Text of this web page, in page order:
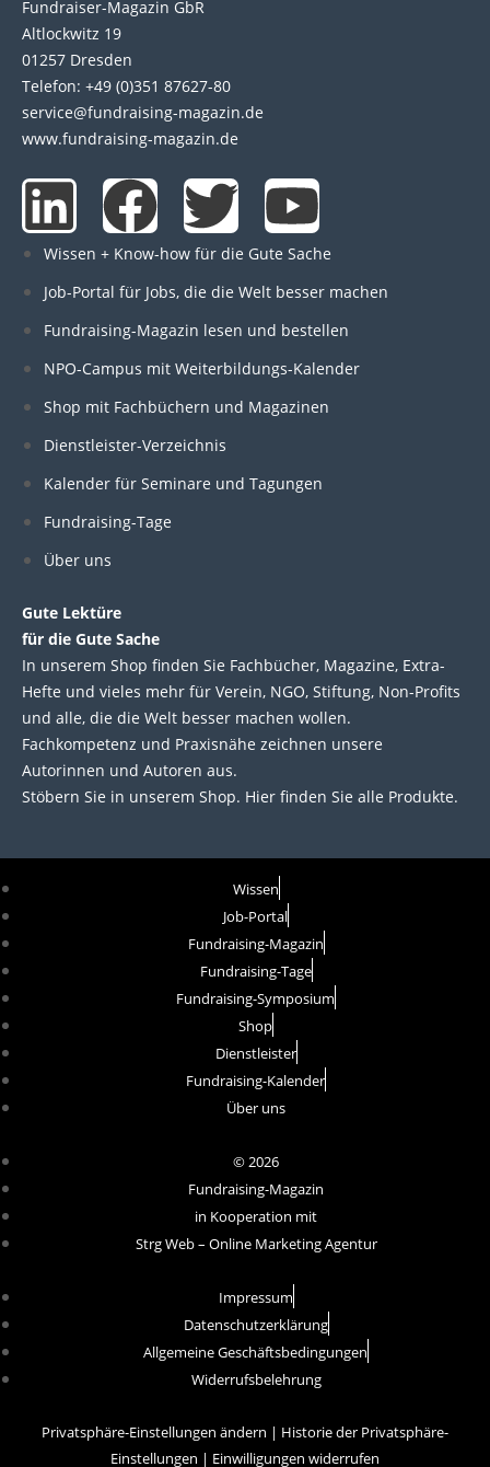
Fundraiser-Magazin GbR
Altlockwitz 19
01257 Dresden
Telefon: +49 (0)351 87627-80
service@fundraising-magazin.de
www.fundraising-magazin.de
L
i
n
k
e
d
i
n
F
a
c
e
b
o
o
T
w
i
t
t
e
Y
o
u
t
u
b
Wissen + Know-how für die Gute Sache
Job-Portal für Jobs, die die Welt besser machen
Fundraising-Magazin lesen und bestellen
NPO-Campus mit Weiterbildungs-Kalender
Shop mit Fachbüchern und Magazinen
Dienstleister-Verzeichnis
Kalender für Seminare und Tagungen
Fundraising-Tage
Über uns
Gute Lektüre
für die Gute Sache
In unserem Shop finden Sie Fachbücher, Magazine, Extra-
Hefte und vieles mehr für Verein, NGO, Stiftung, Non-Profits
und alle, die die Welt besser machen wollen.
Fachkompetenz und Praxisnähe zeichnen unsere
Autorinnen und Autoren aus.
Stöbern Sie in unserem Shop. Hier finden Sie alle Produkte.
Wissen
Job-Portal
Fundraising-Magazin
Fundraising-Tage
Fundraising-Symposium
Shop
Dienstleister
Fundraising-Kalender
Über uns
© 2026
Fundraising-Magazin
in Kooperation mit
Strg Web – Online Marketing Agentur
Impressum
Datenschutzerklärung
Allgemeine Geschäftsbedingungen
Widerrufsbelehrung
Privatsphäre-Einstellungen ändern | Historie der Privatsphäre-
Einstellungen | Einwilligungen widerrufen